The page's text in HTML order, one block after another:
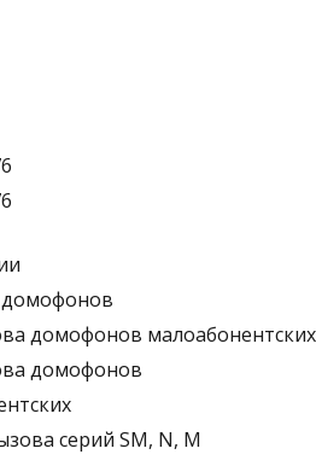
домофонов малоабонентских
домофонов
серий SM, N, M